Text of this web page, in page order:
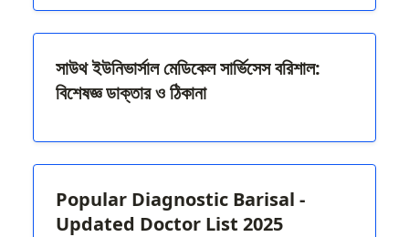
সাউথ ইউনিভার্সাল মেডিকেল সার্ভিসেস বরিশাল:
বিশেষজ্ঞ ডাক্তার ও ঠিকানা
Popular Diagnostic Barisal -
Updated Doctor List 2025